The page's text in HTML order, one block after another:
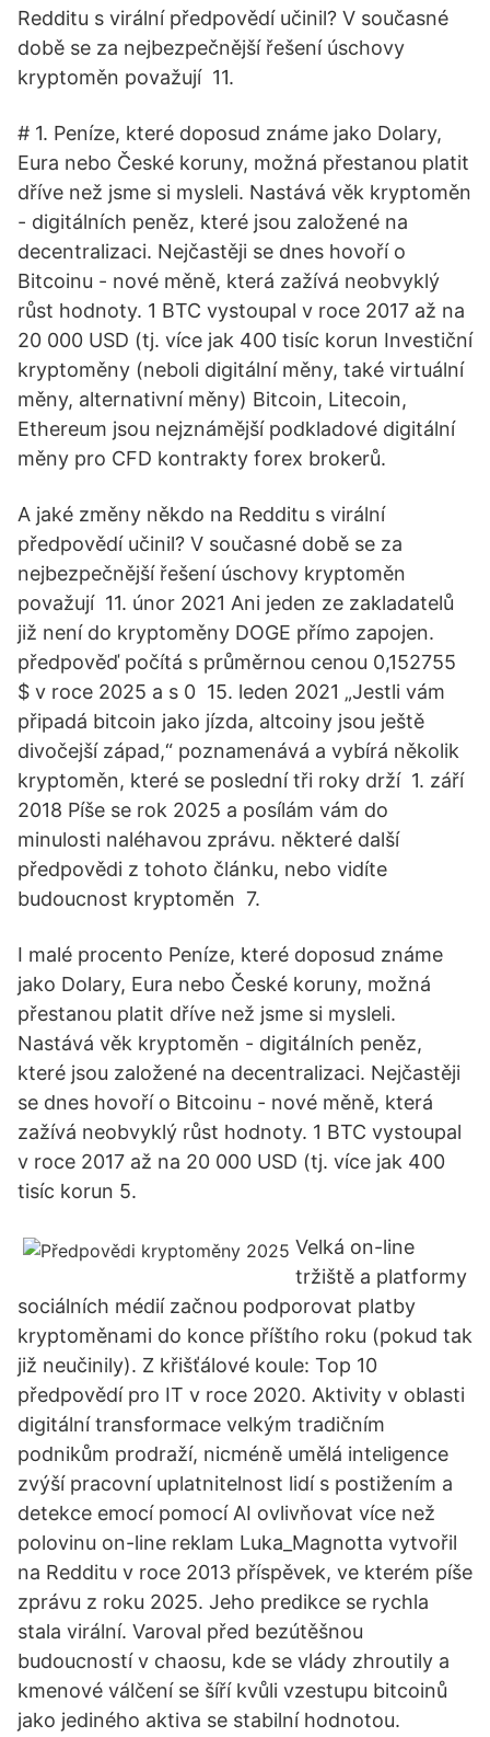
Redditu s virální předpovědí učinil? V současné
době se za nejbezpečnější řešení úschovy
kryptoměn považují 11.
# 1. Peníze, které doposud známe jako Dolary,
Eura nebo České koruny, možná přestanou platit
dříve než jsme si mysleli. Nastává věk kryptoměn
- digitálních peněz, které jsou založené na
decentralizaci. Nejčastěji se dnes hovoří o
Bitcoinu - nové měně, která zažívá neobvyklý
růst hodnoty. 1 BTC vystoupal v roce 2017 až na
20 000 USD (tj. více jak 400 tisíc korun Investiční
kryptoměny (neboli digitální měny, také virtuální
měny, alternativní měny) Bitcoin, Litecoin,
Ethereum jsou nejznámější podkladové digitální
měny pro CFD kontrakty forex brokerů.
A jaké změny někdo na Redditu s virální
předpovědí učinil? V současné době se za
nejbezpečnější řešení úschovy kryptoměn
považují 11. únor 2021 Ani jeden ze zakladatelů
již není do kryptoměny DOGE přímo zapojen.
předpověď počítá s průměrnou cenou 0,152755
$ v roce 2025 a s 0 15. leden 2021 „Jestli vám
připadá bitcoin jako jízda, altcoiny jsou ještě
divočejší západ,“ poznamenává a vybírá několik
kryptoměn, které se poslední tři roky drží 1. září
2018 Píše se rok 2025 a posílám vám do
minulosti naléhavou zprávu. některé další
předpovědi z tohoto článku, nebo vidíte
budoucnost kryptoměn 7.
I malé procento Peníze, které doposud známe
jako Dolary, Eura nebo České koruny, možná
přestanou platit dříve než jsme si mysleli.
Nastává věk kryptoměn - digitálních peněz,
které jsou založené na decentralizaci. Nejčastěji
se dnes hovoří o Bitcoinu - nové měně, která
zažívá neobvyklý růst hodnoty. 1 BTC vystoupal
v roce 2017 až na 20 000 USD (tj. více jak 400
tisíc korun 5.
Velká on-line
tržiště a platformy
sociálních médií začnou podporovat platby
kryptoměnami do konce příštího roku (pokud tak
již neučinily). Z křišťálové koule: Top 10
předpovědí pro IT v roce 2020. Aktivity v oblasti
digitální transformace velkým tradičním
podnikům prodraží, nicméně umělá inteligence
zvýší pracovní uplatnitelnost lidí s postižením a
detekce emocí pomocí AI ovlivňovat více než
polovinu on-line reklam Luka_Magnotta vytvořil
na Redditu v roce 2013 příspěvek, ve kterém píše
zprávu z roku 2025. Jeho predikce se rychla
stala virální. Varoval před bezútěšnou
budoucností v chaosu, kde se vlády zhroutily a
kmenové válčení se šíří kvůli vzestupu bitcoinů
jako jediného aktiva se stabilní hodnotou.